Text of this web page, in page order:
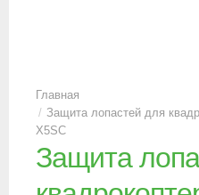
Защита лопастей для
X5SC
Защита